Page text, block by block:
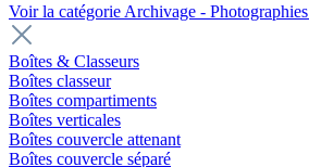
Voir la catégorie Archivage - Photographies
Boîtes & Classeurs
Boîtes classeur
Boîtes compartiments
Boîtes verticales
Boîtes couvercle attenant
Boîtes couvercle séparé